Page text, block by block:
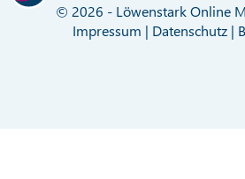
© 2026 - Löwenstark Online
Impressum | Datenschutz|